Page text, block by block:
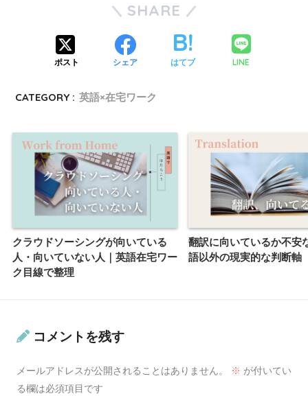
SHARE
ポスト シェア はてブ LINE
CATEGORY : 英語×在宅ワーク
クラウドソーシングが向いている
人・向いていない人｜英語在宅ワー
ク目線で整理
翻訳に向いているか不安
語以外の現実的な判断軸
コメントを残す
メールアドレスが公開されることはありません。 ※ が付いてい
る欄は必須項目です